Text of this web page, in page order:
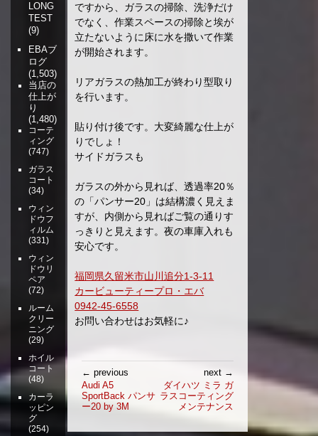
ですから、ガラスの掃除、洗浄だけ
でなく、作業スペースの掃除と埃が
立たないように床に水を撒いて作業
が開始されます。
リアガラスの熱加工が終わり型取り
を行います。
貼り付け後です。大変綺麗な仕上が
りでしょ！
サイドガラスも
ガラスの外から見れば、透過率20％
の「パンサー20」は結構濃く見えま
すが、内側から見ればご覧の通りす
っきりと見えます。夜の車庫入れも
安心です。
福岡県久留米市山川追分1-3-11
カービューティープロ・エバ
0942-45-6558
お問い合わせはお気軽に♪
稿
ナ
ビ
← previous
Audi A5
SportBack パンサ
ー20 by 3M
next →
ダイハツ ミラ ガ
ラスコーティング
メンテナンス
LONG
TEST
(9)
EBAブ
ログ
(1,503)
当店の
仕上が
り
(1,480)
コーテ
ィング
(747)
ガラス
コート
(34)
ウィン
ドウフ
ィルム
(331)
ウィン
ドウリ
ペア
(72)
ルーム
クリー
ニング
(29)
ホイル
コート
(48)
カーラ
ッピン
グ
(254)